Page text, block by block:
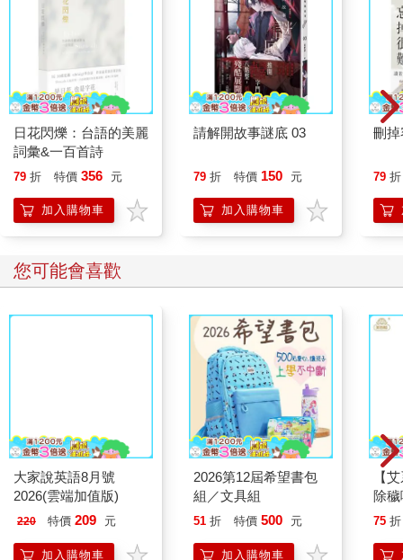
日花閃爍：台語的美麗
詞彙&一百首詩
79 折 特價 356 元
加入購物車
請解開故事謎底 03
79 折 特價 150 元
加入購物車
刪
79 折
您可能會喜歡
大家說英語8月號
2026(雲端加值版)
220 特價 209 元
加入購物車
2026第12屆希望書包
組／文具組
51 折 特價 500 元
加入購物車
【
除
平安
另
75 折